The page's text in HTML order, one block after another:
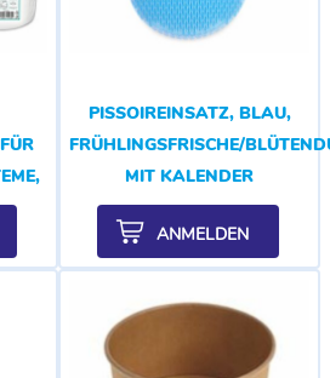
PISSOIREINSATZ, BLAU,
FRÜHLINGSFRISCHE/
MIT KALENDER
ANMELDEN